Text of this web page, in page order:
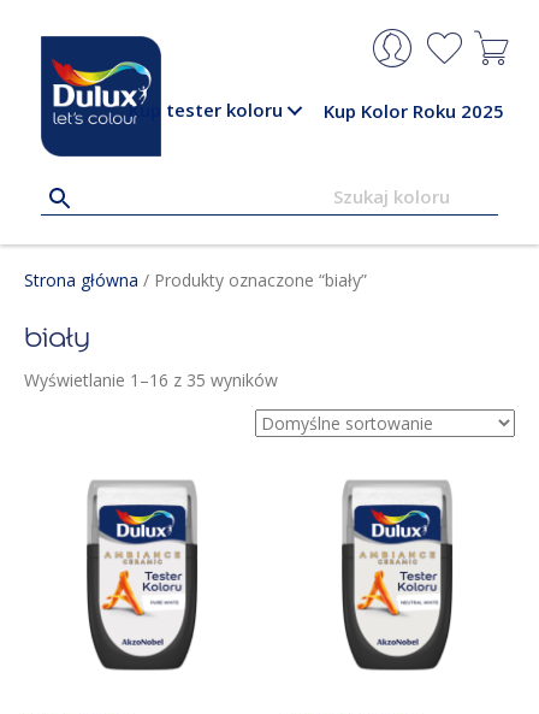
Kup tester koloru Kup Kolor Roku 2025
Strona główna / Produkty oznaczone “biały”
biały
Wyświetlanie 1–16 z 35 wyników